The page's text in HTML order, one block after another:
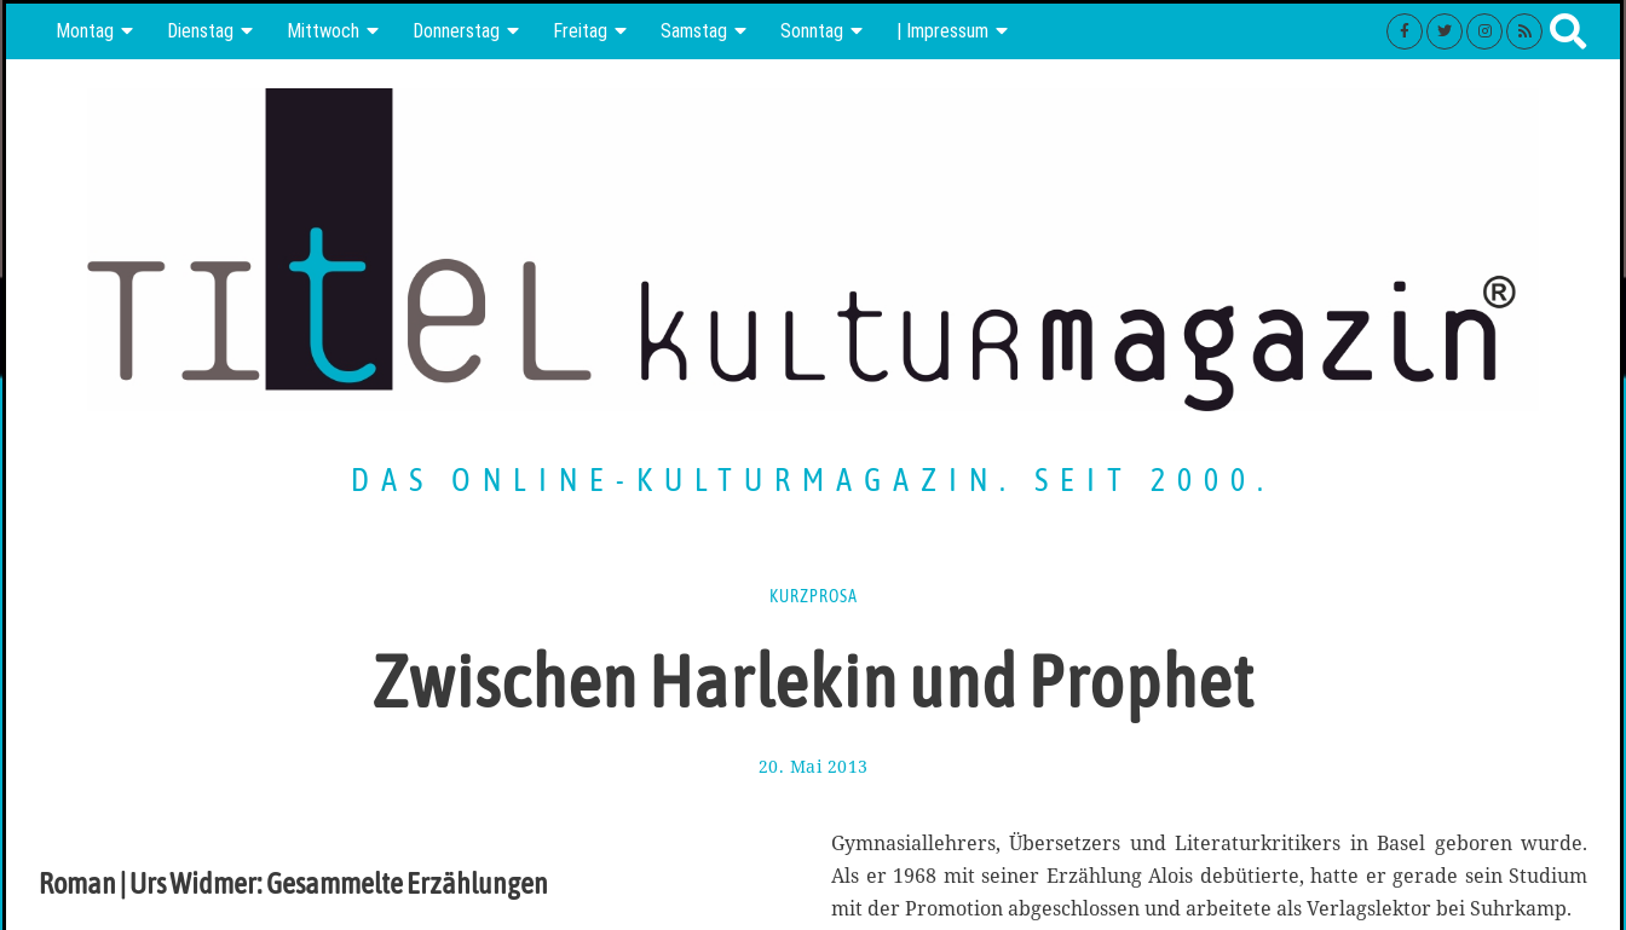
Montag Dienstag Mittwoch Donnerstag Freitag Samstag Sonntag | Impressum
DAS ONLINE-KULTURMAGAZIN. SEIT 2000.
KURZPROSA
Zwischen Harlekin und Prophet
20. Mai 2013
p
i
l
Roman | Urs Widmer: Gesammelte Erzählungen
Gymnasiallehrers, Übersetzers und Literaturkritikers in Basel geboren wurde.
Als er 1968 mit seiner Erzählung Alois debütierte, hatte er gerade sein Studium
mit der Promotion abgeschlossen und arbeitete als Verlagslektor bei Suhrkamp.